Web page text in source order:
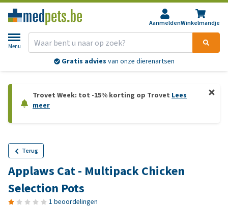
AanmeldenWinkelmandje
Menu
Gratis advies van onze dierenartsen
Trovet Week: tot -15% korting op Trovet Lees
meer
Terug
Applaws Cat - Multipack Chicken
Selection Pots
1 beoordelingen